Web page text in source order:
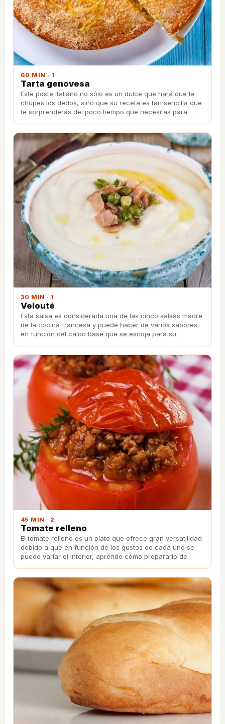
60 MIN · 1
Tarta genovesa
Este poste italiano no sólo es un dulce que hará que te
chupes los dedos, sino que su receta es tan sencilla que
te sorprenderás del poco tiempo que necesitas para
30 MIN · 1
Velouté
Esta salsa es considerada una de las cinco salsas madre
de la cocina francesa y puede hacer de varios sabores
en función del caldo base que se escoja para su
45 MIN · 2
Tomate relleno
El tomate relleno es un plato que ofrece gran versatilidad
debido a que en función de los gustos de cada uno se
puede variar el interior, aprende como prepararlo de